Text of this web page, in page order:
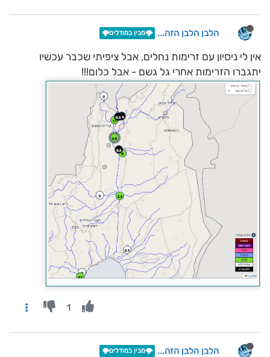
הלבן הלבן הזה... 🌩️מבין במודלים🌩️
אין לי ניסיון עם זרימות נחלים, אבל ציפיתי שכבר עכשיו
יתגברו הזרימות אחרי גל גשם - אבל כלום!!!
1
הלבן הלבן הזה... 🌩️מבין במודלים🌩️